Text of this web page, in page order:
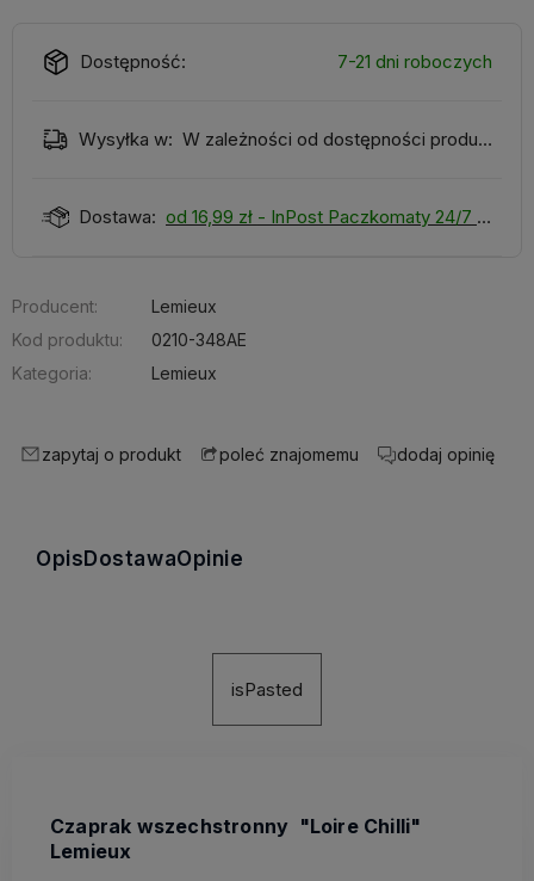
Dostępność: 7-21 dni roboczych
Wysyłka w: W zależności od dostępności produktu
Dostawa: od 16,99 zł - InPost Paczkomaty 24/7
Producent:
Lemieux
Kod produktu:
0210-348AE
Kategoria:
Lemieux
zapytaj o produkt poleć znajomemu dodaj opinię
OpisDostawaOpinie
isPasted
Czaprak wszechstronny "Loire Chilli"
Lemieux